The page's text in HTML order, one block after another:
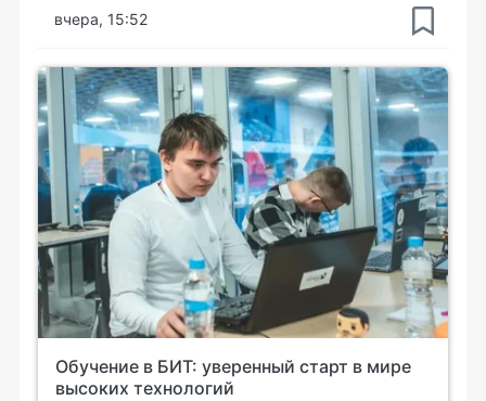
вчера, 15:52
Обучение в БИТ: уверенный старт в мире
высоких технологий